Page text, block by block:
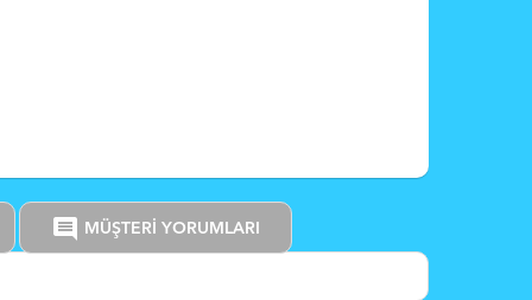
comment MÜŞTERİ YORUMLARI